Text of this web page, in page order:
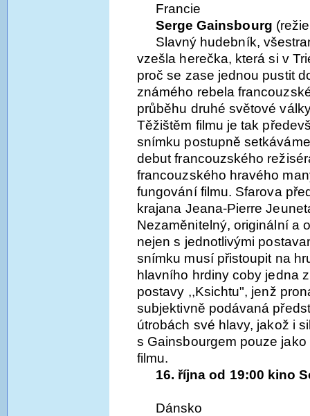
Francie
Serge Gainsbourg
Slavný hudebník,
vzešla herečka, která si v
proč se zase jednou pustit
známého rebela
průběhu druhé světové
Těžištěm filmu je tak
snímku postupně
debut francouzského
francouzského hravého
fungování filmu. Sfarova
krajana Jeana-Pierre
Nezaměnitelný, originální a
nejen s jednotlivými
snímku musí přistoupit na
hlavního hrdiny coby jedna
postavy ,,Ksichtu", jenž
subjektivně podávaná
útrobách své hlavy, jakož i
s Gainsbourgem pouze
filmu.
16. října od 19:00 kino
Dánsko